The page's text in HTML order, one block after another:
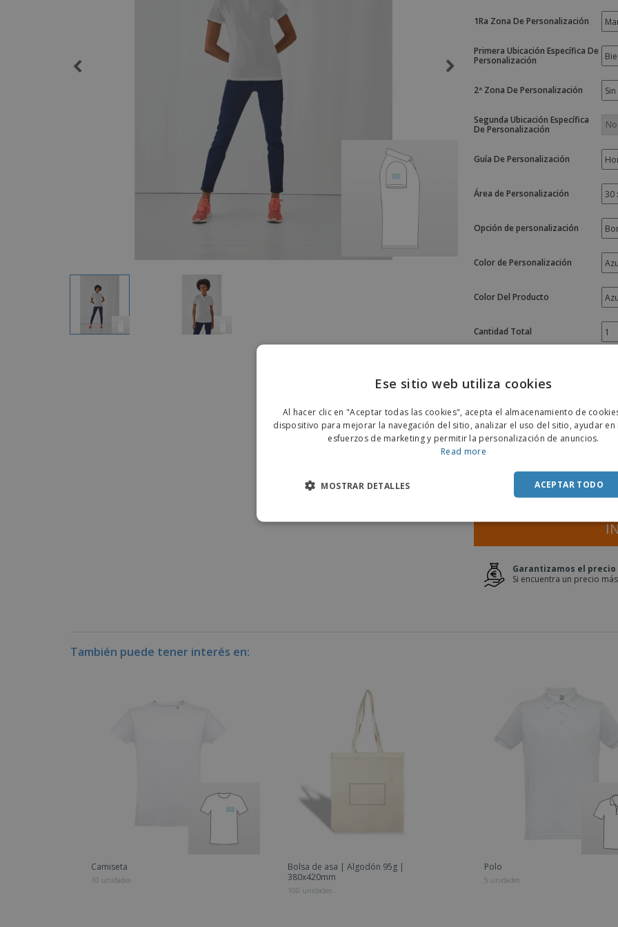
Imanes Personalizados
Lonas
Impresoras
1Ra Zona De Personalización
Primera Ubicación Específica De
Personalización
2ª Zona De Personalización
Segunda Ubicación Específica
De Personalización
Guía De Personalización
Área de Personalización
Opción de personalización
Color de Personalización
Color Del Producto
Cantidad Total
Presupuesto en
Garantizamos el precio
Si encuentra un precio
También puede tener interés en:
Camiseta
10 unidades
Bolsa de asa | Algodón 95g |
380x420mm
100 unidades
Polo
5 unidades
Ese sitio web utiliza cookies
Al hacer clic en "Aceptar todas las cookies", acepta el almacenamiento de
dispositivo para mejorar la navegación del sitio, analizar el uso del sitio, ayudar en
esfuerzos de marketing y permitir la personalización de anuncios.
Read more
ACEPTAR TODO
MOSTRAR DETALLES